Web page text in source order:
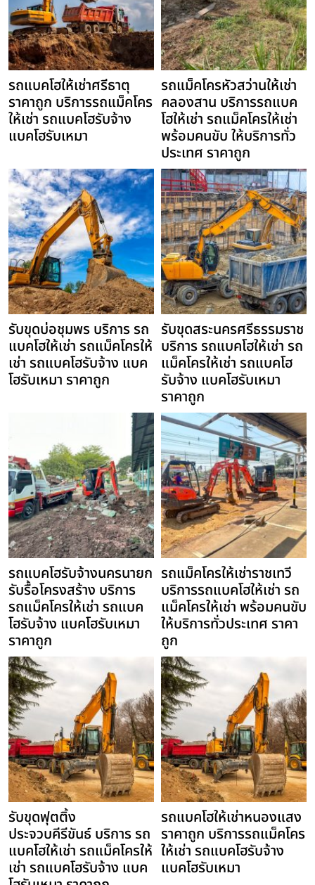
รถแบคโฮให้เช่าศรีธาตุ
ราคาถูก บริการรถแม็คโคร
ให้เช่า รถแบคโฮรับจ้าง
แบคโฮรับเหมา
รถแม็คโครหัวสว่านให้เช่า
คลองสาน บริการรถแบค
โฮให้เช่า รถแม็คโครให้เช่า
พร้อมคนขับ ให้บริการทั่ว
ประเทศ ราคาถูก
รับขุดบ่อชุมพร บริการ รถ
แบคโฮให้เช่า รถแม็คโครให้
เช่า รถแบคโฮรับจ้าง แบค
โฮรับเหมา ราคาถูก
รับขุดสระนครศรีธรรมราช
บริการ รถแบคโฮให้เช่า รถ
แม็คโครให้เช่า รถแบคโฮ
รับจ้าง แบคโฮรับเหมา
ราคาถูก
รถแบคโฮรับจ้างนครนายก
รับรื้อโครงสร้าง บริการ
รถแม็คโครให้เช่า รถแบค
โฮรับจ้าง แบคโฮรับเหมา
ราคาถูก
รถแม็คโครให้เช่าราชเทวี
บริการรถแบคโฮให้เช่า รถ
แม็คโครให้เช่า พร้อมคนขับ
ให้บริการทั่วประเทศ ราคา
ถูก
รับขุดฟุตติ้ง
ประจวบคีรีขันธ์ บริการ รถ
แบคโฮให้เช่า รถแม็คโครให้
เช่า รถแบคโฮรับจ้าง แบค
รถแบคโฮให้เช่าหนองแสง
ราคาถูก บริการรถแม็คโคร
ให้เช่า รถแบคโฮรับจ้าง
แบคโฮรับเหมา